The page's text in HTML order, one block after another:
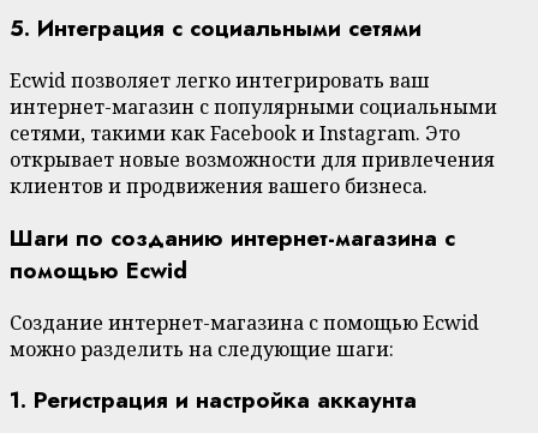
5. Интеграция с социальными сетями
Ecwid позволяет легко интегрировать ваш
интернет-магазин с популярными социальными
сетями, такими как Facebook и Instagram. Это
открывает новые возможности для привлечения
клиентов и продвижения вашего бизнеса.
Шаги по созданию интернет-магазина с
помощью Ecwid
Создание интернет-магазина с помощью Ecwid
можно разделить на следующие шаги:
1. Регистрация и настройка аккаунта